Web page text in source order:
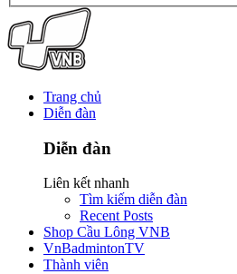
Trang chủ
Diễn đàn
Diễn đàn
Liên kết nhanh
Tìm kiếm diễn đàn
Recent Posts
Shop Cầu Lông VNB
VnBadmintonTV
Thành viên